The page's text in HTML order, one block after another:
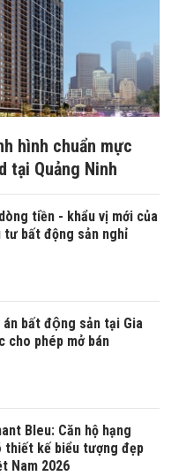
hình chuẩn mực
tại Quảng Ninh
tiền - khẩu vị mới của
tư bất động sản nghỉ
bất động sản tại Gia
cho phép mở bán
Bleu: Căn hộ hạng
thiết kế biểu tượng đẹp
Nam 2026